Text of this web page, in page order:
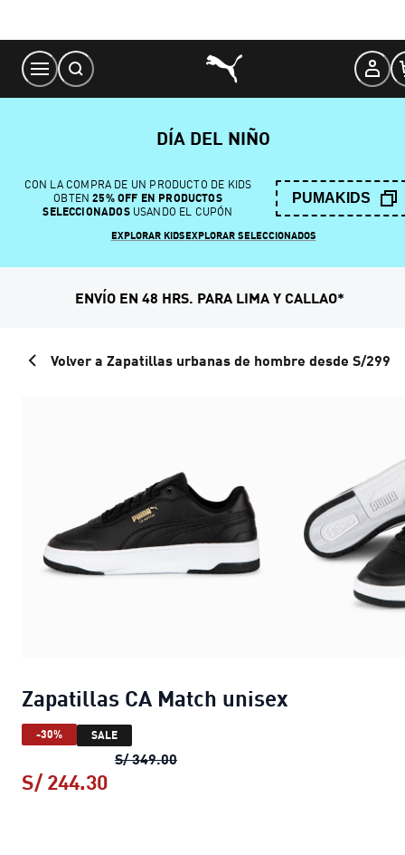
Content
DÍA DEL NIÑO
CON LA COMPRA DE UN PRODUCTO DE KIDS
OBTEN 25% OFF EN PRODUCTOS
SELECCIONADOSUSANDO EL CUPÓN
PUMAKIDS
EXPLORAR KIDSEXPLORAR SELECCIONADOS
ENVÍO EN 48 HRS. PARA LIMA Y CALLAO*
Volver a Zapatillas urbanas de hombre desde S/299
Zapatillas CA Match unisex
-30% SALE
S/ 349.00Zapatillas CA Match unisex
S/ 244.30